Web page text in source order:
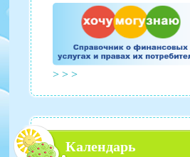
> > >
Календарь